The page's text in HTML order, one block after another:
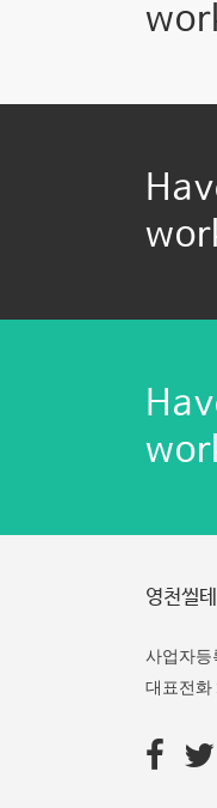
영천씰
사업자등
대표전화